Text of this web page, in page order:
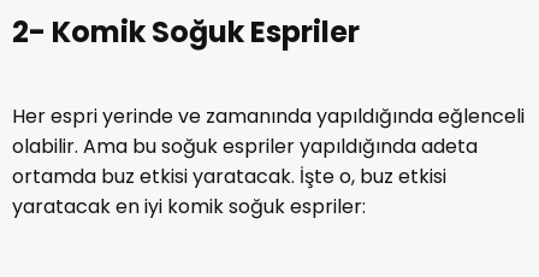
2- Komik Soğuk Espriler
Her espri yerinde ve zamanında yapıldığında eğlenceli
olabilir. Ama bu soğuk espriler yapıldığında adeta
ortamda buz etkisi yaratacak. İşte o, buz etkisi
yaratacak en iyi komik soğuk espriler: